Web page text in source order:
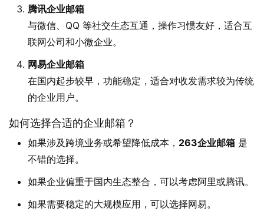
腾讯企业邮箱
与微信、QQ 等社交生态互通，操作习惯友好，适合互
联网公司和小微企业。
网易企业邮箱
在国内起步较早，功能稳定，适合对收发需求较为传统
的企业用户。
如何选择合适的企业邮箱？
如果涉及跨境业务或希望降低成本， 263企业邮箱 是
不错的选择。
如果企业偏重于国内生态整合，可以考虑阿里或腾讯。
如果需要稳定的大规模应用，可以选择网易。